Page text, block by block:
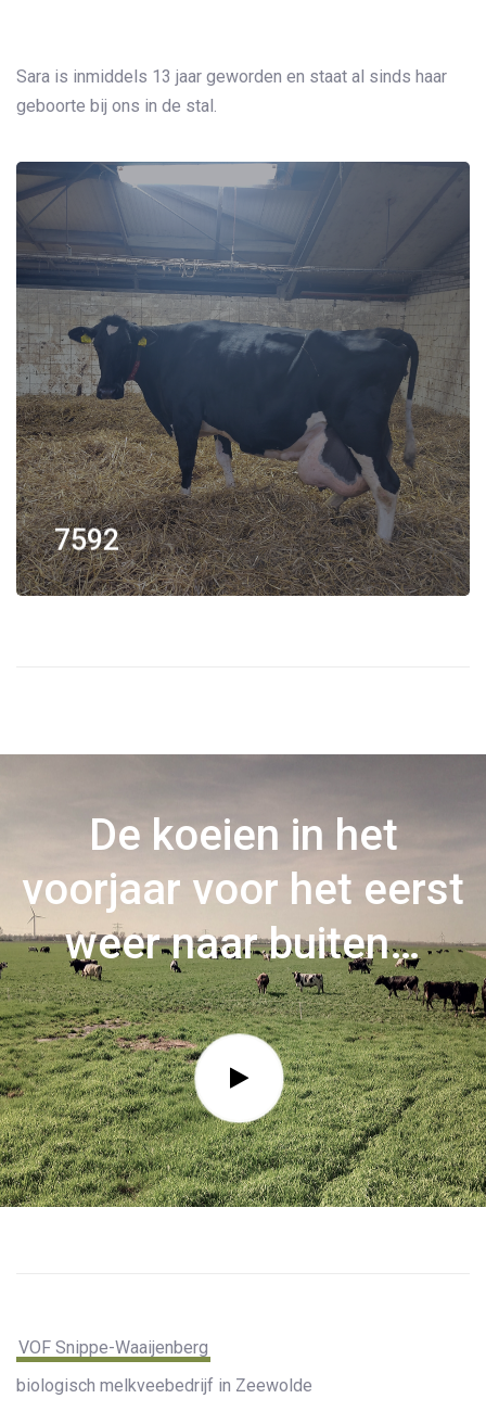
Sara is inmiddels 13 jaar geworden en staat al sinds haar
geboorte bij ons in de stal.
7592
De koeien in het
voorjaar voor het eerst
weer naar buiten…
VOF Snippe-Waaijenberg
biologisch melkveebedrijf in Zeewolde